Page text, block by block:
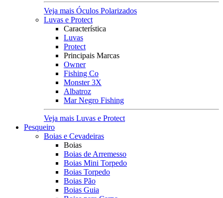
Veja mais Óculos Polarizados
Luvas e Protect
Característica
Luvas
Protect
Principais Marcas
Owner
Fishing Co
Monster 3X
Albatroz
Mar Negro Fishing
Veja mais Luvas e Protect
Pesqueiro
Boias e Cevadeiras
Boias
Boias de Arremesso
Boias Mini Torpedo
Boias Torpedo
Boias Pão
Boias Guia